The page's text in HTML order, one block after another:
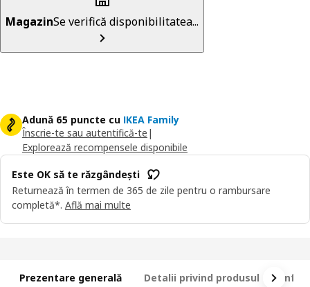
MagazinSe verifică disponibilitatea...
Adună 65 puncte cu IKEA Family
Înscrie-te sau autentifică-te |
Explorează recompensele disponibile
Este OK să te răzgândești
Returnează în termen de 365 de zile pentru o rambursare
completă*. Află mai multe
Prezentare generală Detalii privind produsul